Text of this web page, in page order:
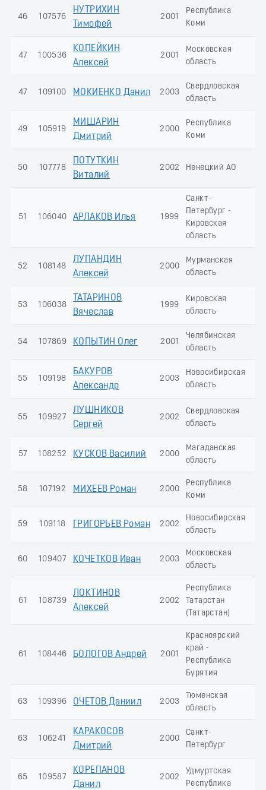
46 107576
НУТРИХИН
Тимофей
2001
Республика
Коми
47 100536
КОПЕЙКИН
Алексей
2001
Московская
область
47 109100 МОКИЕНКО Данил 2003
Свердловская
область
49 105919
МИШАРИН
Дмитрий
2000
Республика
Коми
50 107778
ПОТУТКИН
Виталий
2002 Ненецкий АО
51 106040 АРЛАКОВ Илья 1999
Санкт-
Петербург -
Кировская
область
52 108148
ЛУПАНДИН
Алексей
2000
Мурманская
область
53 106038
ТАТАРИНОВ
Вячеслав
1999
Кировская
область
54 107869 КОПЫТИН Олег 2001
Челябинская
область
55 109198
БАКУРОВ
Александр
2003
Новосибирская
область
55 109927
ЛУШНИКОВ
Сергей
2002
Свердловская
область
57 108252 КУСКОВ Василий 2000
Магаданская
область
58 107192 МИХЕЕВ Роман 2000
Республика
Коми
59 109118 ГРИГОРЬЕВ Роман 2002
Новосибирская
область
60 109407 КОЧЕТКОВ Иван 2003
Московская
область
61 108739
ЛОКТИНОВ
Алексей
2002
Республика
Татарстан
(Татарстан)
61 108446 БОЛОГОВ Андрей 2001
Красноярский
край -
Республика
Бурятия
63 109396 ОЧЕТОВ Даниил 2003
Тюменская
область
63 106241
КАРАКОСОВ
Дмитрий
2000
Санкт-
Петербург
65 109587
КОРЕПАНОВ
Данил
2002
Удмуртская
Республика